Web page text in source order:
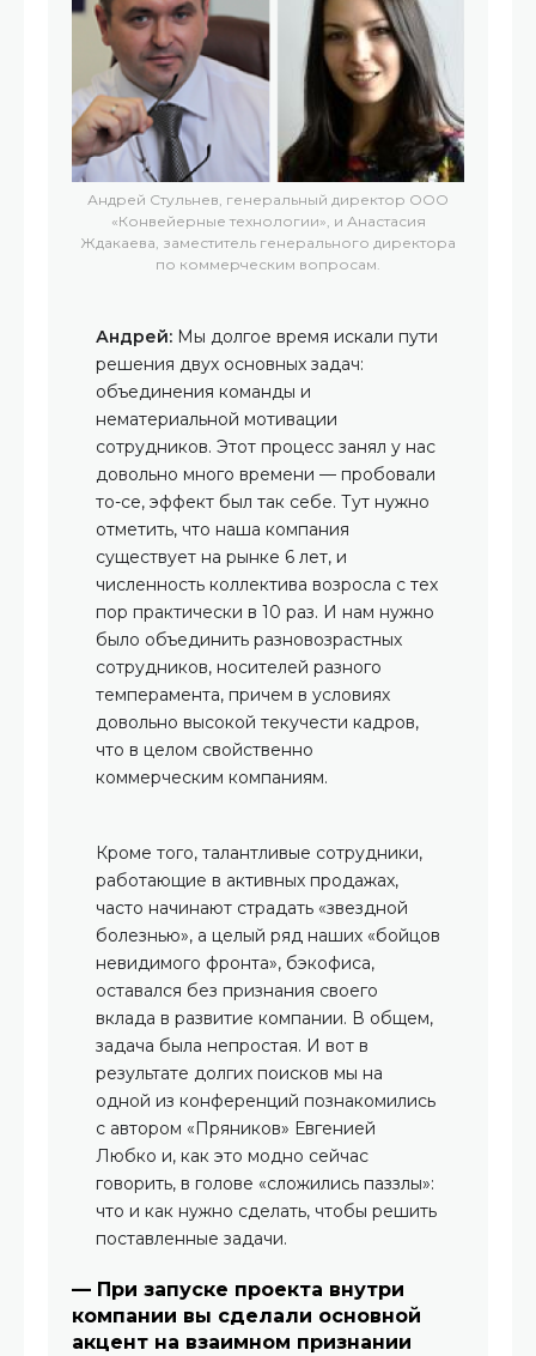
Андрей Стульнев, генеральный директор ООО
«Конвейерные технологии», и Анастасия
Ждакаева, заместитель генерального директора
по коммерческим вопросам.
Андрей: Мы долгое время искали пути
решения двух основных задач:
объединения команды и
нематериальной мотивации
сотрудников. Этот процесс занял у нас
довольно много времени — пробовали
то-се, эффект был так себе. Тут нужно
отметить, что наша компания
существует на рынке 6 лет, и
численность коллектива возросла с тех
пор практически в 10 раз. И нам нужно
было объединить разновозрастных
сотрудников, носителей разного
темперамента, причем в условиях
довольно высокой текучести кадров,
что в целом свойственно
коммерческим компаниям.
Кроме того, талантливые сотрудники,
работающие в активных продажах,
часто начинают страдать «звездной
болезнью», а целый ряд наших «бойцов
невидимого фронта», бэкофиса,
оставался без признания своего
вклада в развитие компании. В общем,
задача была непростая. И вот в
результате долгих поисков мы на
одной из конференций познакомились
с автором «Пряников» Евгенией
Любко и, как это модно сейчас
говорить, в голове «сложились паззлы»:
что и как нужно сделать, чтобы решить
поставленные задачи.
— При запуске проекта внутри
компании вы сделали основной
акцент на взаимном признании